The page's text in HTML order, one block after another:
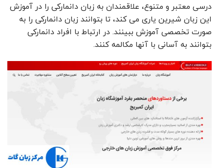
درسی معتبر و متنوع، علاقمندان به زبان دانمارکی را در آموزش
این زبان شیرین یاری می کند، تا بتوانند زبان دانمارکی را به
صورت تخصصی آموزش ببینند. در ارتباط با افراد دانمارکی
بتوانند به آسانی با آنها مکالمه کنند.